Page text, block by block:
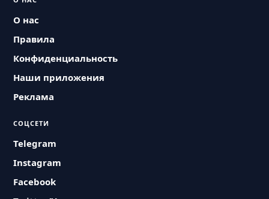
О нас
Правила
Конфиденциальность
Наши приложения
Реклама
СОЦСЕТИ
Telegram
Instagram
Facebook